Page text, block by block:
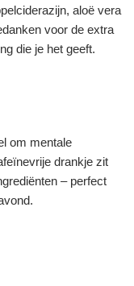
aloë vera
voor de extra
die je het geeft.
om mentale
drankje zit
– perfect